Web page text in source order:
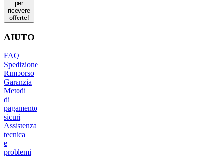
per
ricevere
offerte!
AIUTO
FAQ
Spedizione
Rimborso
Garanzia
Metodi
di
pagamento
sicuri
Assistenza
tecnica
e
problemi